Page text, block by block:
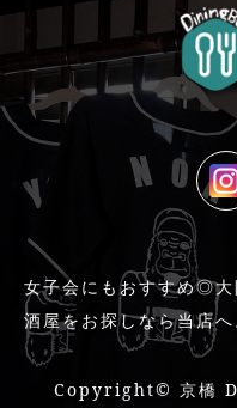
女子会にもおすすめ◎
酒屋をお探しなら当店
Copyright© 京橋